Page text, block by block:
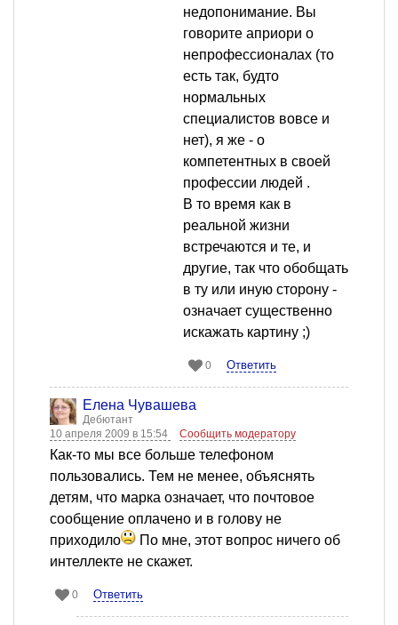
недопонимание. Вы
говорите априори о
непрофессионалах (то
есть так, будто
нормальных
специалистов вовсе и
нет), я же - о
компетентных в своей
профессии людей .
В то время как в
реальной жизни
встречаются и те, и
другие, так что обобщать
в ту или иную сторону -
означает существенно
искажать картину ;)
0 Ответить
Елена Чувашева
Дебютант
10 апреля 2009 в 15:54
Сообщить модератору
Как-то мы все больше телефоном
пользовались. Тем не менее, объяснять
детям, что марка означает, что почтовое
сообщение оплачено и в голову не
приходило
По мне, этот вопрос ничего об
интеллекте не скажет.
0 Ответить